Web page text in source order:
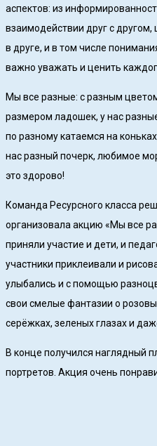
аспектов: из
взаимодействии друг с
в друге, и в том числе
важно уважать и ценить
Мы все разные: с разным
размером ладошек, у нас
по разному катаемся на
нас разный почерк, любимое
это здорово!
Команда Ресурсного класса
организовала акцию «Мы все
приняли участие и дети, и
участники приклеивали и
улыбались и с помощью
свои смелые фантазии о
серёжках, зеленых глазах и
В конце получился наглядный
портретов. Акция очень